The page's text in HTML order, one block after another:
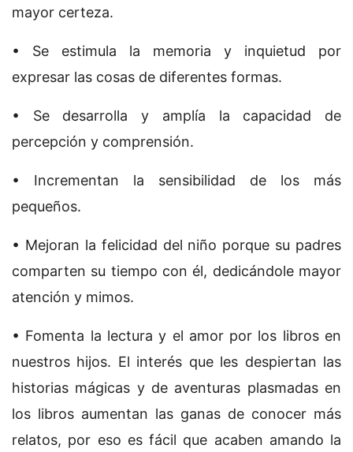
mayor certeza.
• Se estimula la memoria y inquietud por
expresar las cosas de diferentes formas.
• Se desarrolla y amplía la capacidad de
percepción y comprensión.
• Incrementan la sensibilidad de los más
pequeños.
• Mejoran la felicidad del niño porque su padres
comparten su tiempo con él, dedicándole mayor
atención y mimos.
• Fomenta la lectura y el amor por los libros en
nuestros hijos. El interés que les despiertan las
historias mágicas y de aventuras plasmadas en
los libros aumentan las ganas de conocer más
relatos, por eso es fácil que acaben amando la